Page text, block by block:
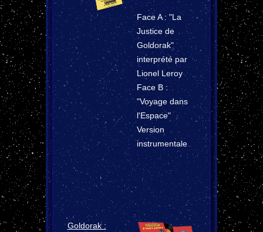
Face A : "La
Justice de
Goldorak"
interprété par
Lionel Leroy
Face B :
"Voyage dans
l'Espace"
Version
instrumentale
Goldorak :